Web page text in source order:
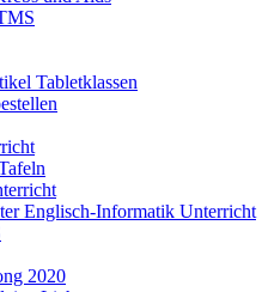
Tabletklassen
Englisch-Informatik Unterricht
2020